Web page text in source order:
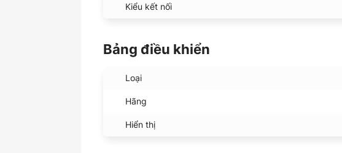
Kiểu kết nối
Bảng điều khiển
Loại
Hãng
Hiển thị